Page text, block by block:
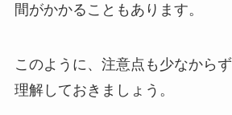
間がかかることもあります。
このように、注意点も少なからず
理解しておきましょう。